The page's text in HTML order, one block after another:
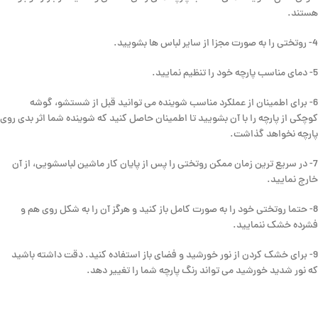
هستند.
4- روتختی را به صورت مجزا از سایر لباس ها بشویید.
5- دمای مناسب پارچه خود را تنظیم نمایید.
6- برای اطمینان از عملکرد مناسب شوینده می توانید قبل از شستشو، گوشه
کوچکی از پارچه را با آن بشویید تا اطمینان حاصل کنید که شوینده شما اثر بدی روی
پارچه نخواهد گذاشت.
7- در سریع ترین زمان ممکن روتختی را پس از پایان کار ماشین لباسشویی، از آن
خارج نمایید.
8- حتما روتختی خود را به صورت کامل باز کنید و هرگز آن را به شکل روی هم و
فشرده خشک ننمایید.
9- برای خشک کردن از نور خورشید و فضای باز استفاده کنید. دقت داشته باشید
که نور شدید خورشید می تواند رنگ پارچه شما را تغییر دهد.